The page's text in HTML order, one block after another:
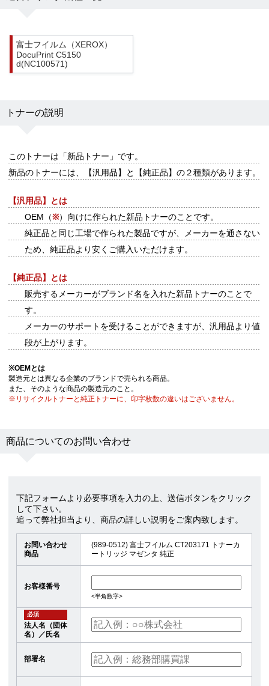
富士フイルム（XEROX）
DocuPrint C5150
d(NC100571)
トナーの説明
このトナーは 「新品トナー」 です。
新品のトナーには、【汎用品】と【純正品】の２種類があります。
【汎用品】とは
OEM（※）向けに作られた新品トナーのことです。
純正品と同じ工場で作られた製品ですが、メーカーを通さない
ため、純正品より安くご購入いただけます。
【純正品】とは
販売するメーカーがブランド名を入れた新品トナーのことで
す。
メーカーのサポートを受けることができますが、汎用品より値
段が上がります。
※OEMとは
製造元とは異なる企業のブランドで売られる商品。
また、そのような商品の製造元のこと。
※リサイクルトナーと純正トナーに、印字枚数の違いはございません。
商品についてのお問い合わせ
下記フォームより必要事項を入力の上、送信ボタンをクリック
して下さい。
追って弊社担当より、商品の詳しい説明をご案内致します。
お問い合わせ
商品
(989-0512) 富士フイルム CT203171 トナーカ
ートリッジ マゼンタ 純正
お客様番号
<半角数字>
必須
法人名（団体
名）／氏名
部署名